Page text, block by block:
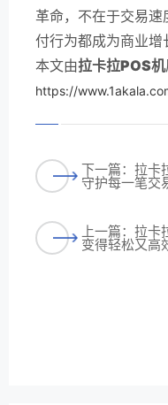
革命，不在于交易
付行为都成为商业增
本文由拉卡拉POS机
https://
下一篇：拉卡
守护每一笔交
上一篇：拉
变得轻松又高